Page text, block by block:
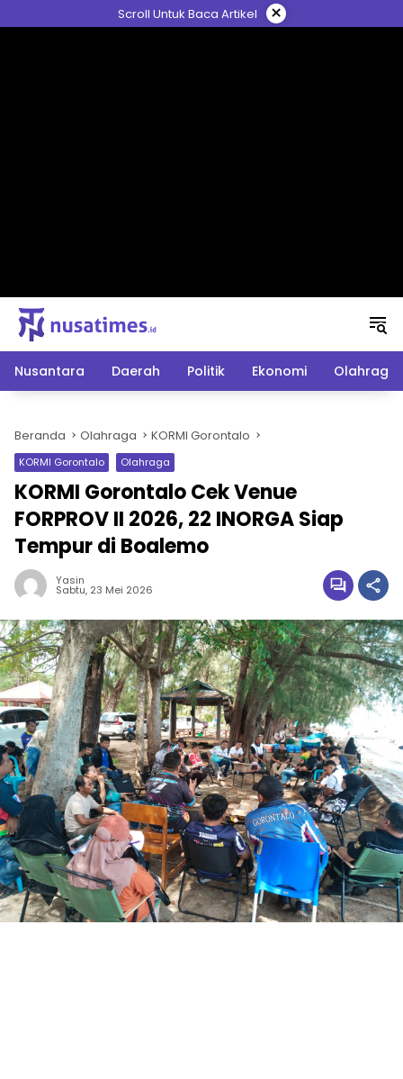
ke
Scroll Untuk Baca Artikel ×
Nusantara Daerah Politik Ekonomi Olahraga
Beranda Olahraga KORMI Gorontalo
KORMI Gorontalo Olahraga
KORMI Gorontalo Cek Venue
FORPROV II 2026, 22 INORGA Siap
Tempur di Boalemo
Yasin
Sabtu, 23 Mei 2026